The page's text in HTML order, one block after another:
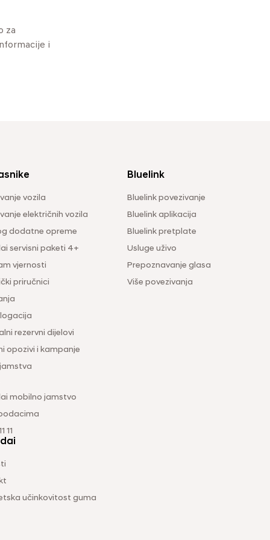
za
i
vozila
električnih vozila
dodatne opreme
servisni paketi 4+
vjernosti
priručnici
rezervni dijelovi
opozivi i kampanje
mobilno jamstvo
11
Bluelink
Bluelink povezivanje
Bluelink aplikacija
Bluelink pretplate
Usluge uživo
Prepoznavanje glasa
Više povezivanja
učinkovitost guma